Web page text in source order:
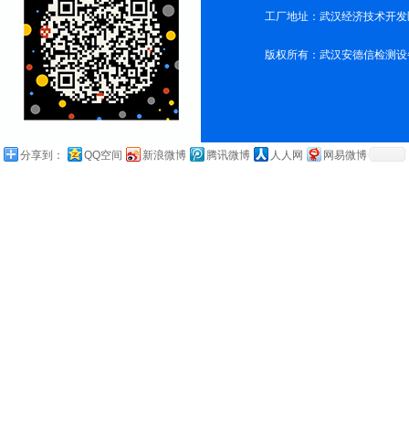
工厂地址：武汉经济技术开
版权所有：武汉安德信检测
分享到： QQ空间 新浪微博 腾讯微博 人人网 网易微博